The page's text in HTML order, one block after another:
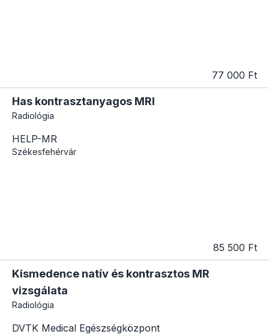
77 000 Ft
Has kontrasztanyagos MRI
Radiológia
HELP-MR
Székesfehérvár
85 500 Ft
Kismedence natív és kontrasztos MR
vizsgálata
Radiológia
DVTK Medical Egészségközpont